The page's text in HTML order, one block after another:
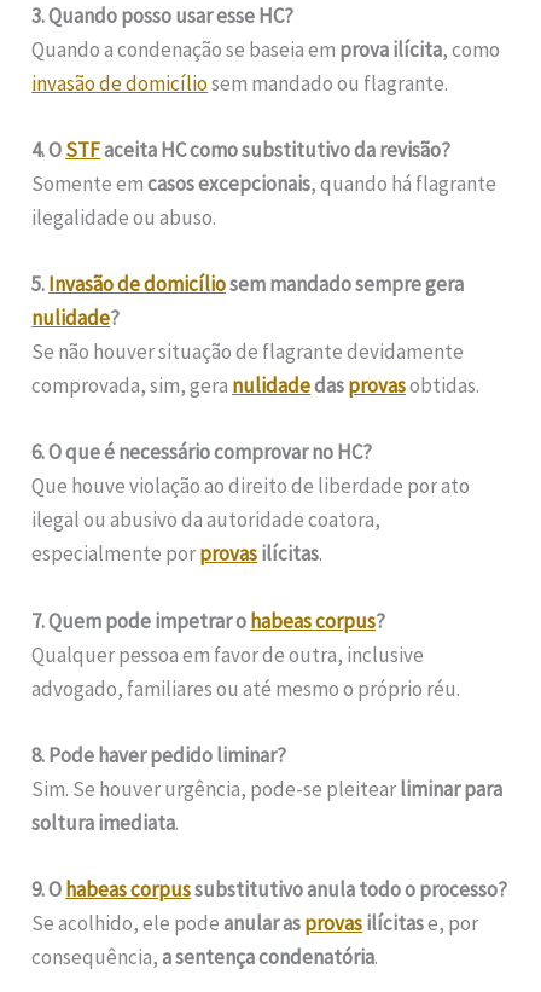
3. Quando posso usar esse HC?
Quando a condenação se baseia em prova ilícita, como
invasão de domicíliosem mandado ou flagrante.
4. OSTFaceita HC como substitutivo da revisão?
Somente emcasos excepcionais, quando há flagrante
ilegalidade ou abuso.
5.Invasão de domicíliosem mandado sempre gera
nulidade?
Se não houver situação de flagrante devidamente
comprovada, sim, gera nulidadedasprovasobtidas.
6. O que é necessário comprovar no HC?
Que houve violação ao direito de liberdade por ato
ilegal ou abusivo da autoridade coatora,
especialmente porprovasilícitas.
7. Quem pode impetrar ohabeas corpus?
Qualquer pessoa em favor de outra, inclusive
advogado, familiares ou até mesmo o próprio réu.
8. Pode haver pedido liminar?
Sim. Se houver urgência, pode-se pleitearliminar para
soltura imediata.
9. Ohabeas corpussubstitutivo anula todo o processo?
Se acolhido, ele podeanular asprovasilícitase, por
consequência,a sentença condenatória.